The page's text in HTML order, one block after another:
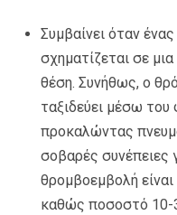
Συμβαίνει όταν
σχηματίζεται σε
θέση. Συνήθως, ο
ταξιδεύει μέσω
προκαλώντας
σοβαρές συνέπειες
θρομβοεμβολή
καθώς ποσοστό